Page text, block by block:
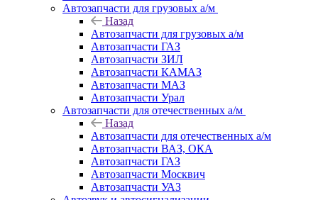
Автозапчасти для грузовых а/м
Назад
Автозапчасти для грузовых а/м
Автозапчасти ГАЗ
Автозапчасти ЗИЛ
Автозапчасти КАМАЗ
Автозапчасти МАЗ
Автозапчасти Урал
Автозапчасти для отечественных а/м
Назад
Автозапчасти для отечественных а/м
Автозапчасти ВАЗ, ОКА
Автозапчасти ГАЗ
Автозапчасти Москвич
Автозапчасти УАЗ